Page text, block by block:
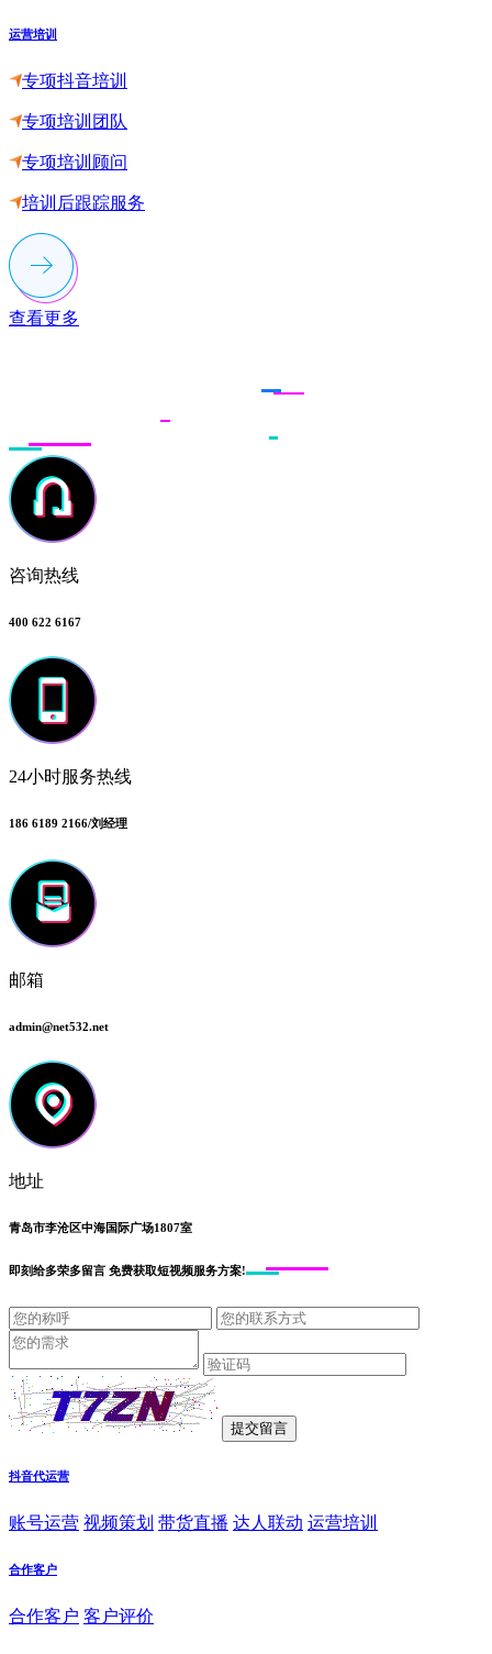
运营培训
专项抖音培训
专项培训团队
专项培训顾问
培训后跟踪服务
查看更多
咨询热线
400 622 6167
24小时服务热线
186 6189 2166/刘经理
邮箱
admin@net532.net
地址
青岛市李沧区中海国际广场1807室
即刻给多荣多留言 免费获取短视频服务方案!
抖音代运营
账号运营 视频策划 带货直播 达人联动 运营培训
合作客户
合作客户 客户评价